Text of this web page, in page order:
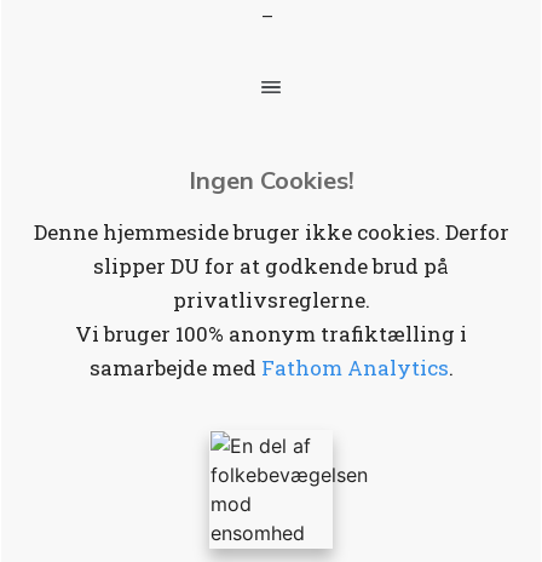
–
Ingen Cookies!
Denne hjemmeside bruger ikke cookies. Derfor
slipper DU for at godkende brud på
privatlivsreglerne.
Vi bruger 100% anonym trafiktælling i
samarbejde med Fathom Analytics.